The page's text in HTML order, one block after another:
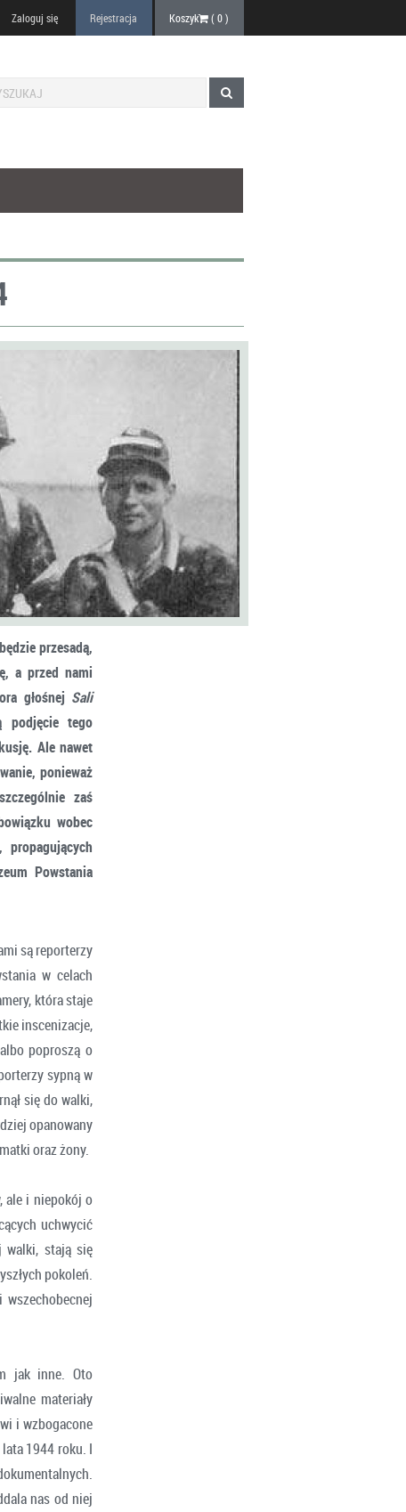
Zaloguj się Rejestracja Koszyk (0)
przesadą,
a przed nami
głośnej Sali
podjęcie tego
Ale nawet
ponieważ
zaś
wobec
Powstania
są reporterzy
w celach
która staje
inscenizacje,
poproszą o
sypną w
się do walki,
opanowany
oraz żony.
ale i niepokój o
uchwycić
walki, stają się
pokoleń.
jak inne. Oto
materiały
i wzbogacone
1944 roku. I
nas od niej